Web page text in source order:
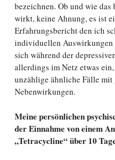
bezeichnen. Ob und wie das
wirkt, keine Ahnung, es ist
Erfahrungsbericht den ich
individuellen Auswirkungen
sich während der
allerdings im Netz etwas
unzählige ähnliche Fälle mit
Nebenwirkungen.
Meine persönlichen
der Einnahme von einem
„Tetracycline“ über 10